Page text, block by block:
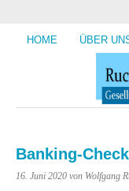
HOME ÜBER
Banking-
16. Juni 2020 von Wolfgang